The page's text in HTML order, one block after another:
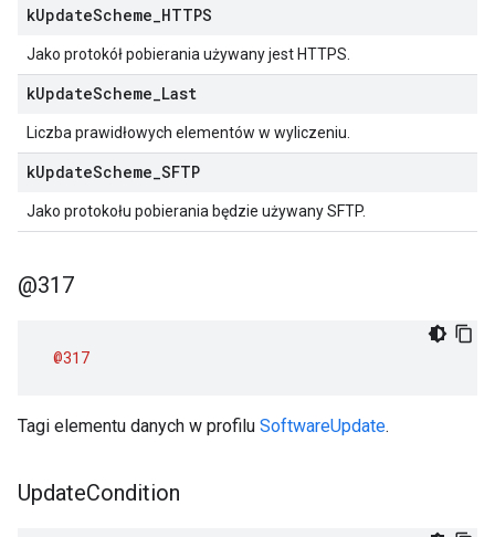
kUpdateScheme HTTPS
Jako protokół pobierania używany jest HTTPS.
kUpdateScheme Last
Liczba prawidłowych elementów w wyliczeniu.
kUpdateScheme SFTP
Jako protokołu pobierania będzie używany SFTP.
@317
@317
Tagi elementu danych w profilu SoftwareUpdate.
UpdateCondition